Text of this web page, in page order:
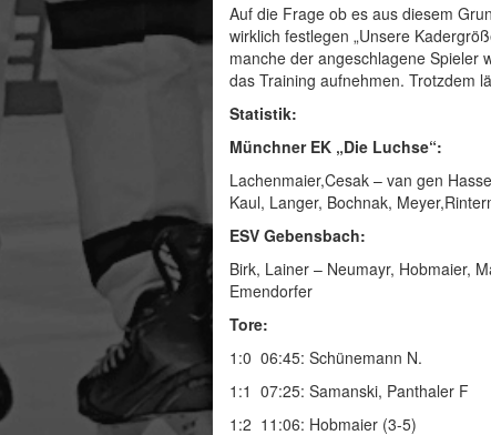
Auf die Frage ob es aus diesem
wirklich festlegen „Unsere
manche der angeschlagene Spieler
das Training aufnehmen. Trotzdem
Statistik:
Münchner EK „Die Luchse“:
Lachenmaier,Cesak – van gen
Kaul, Langer, Bochnak,
ESV Gebensbach:
Birk, Lainer – Neumayr, Hobmaier,
Emendorfer
Tore:
1:0 06:45: Schünemann N.
1:1 07:25: Samanski, Panthaler F
1:2 11:06: Hobmaier (3-5)